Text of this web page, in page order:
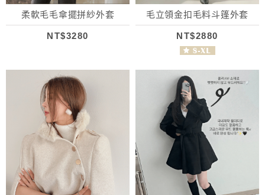
柔軟毛毛傘擺拼紗外套
NT$3280
毛立領金扣毛料斗篷外套
NT$2880